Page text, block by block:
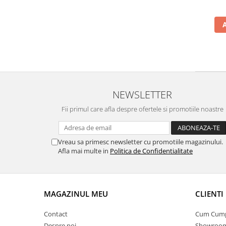
NEWSLETTER
Fii primul care afla despre ofertele si promotiile noastre
Vreau sa primesc newsletter cu promotiile magazinului.
Afla mai multe in Politica de Confidentialitate
MAGAZINUL MEU
Contact
CLIENTI
Cum